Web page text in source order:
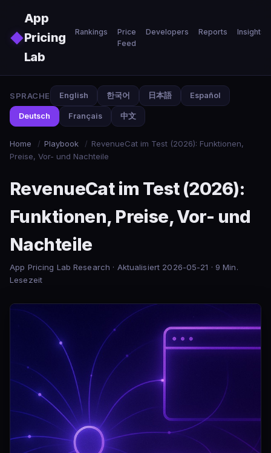
◆
App
Pricing
Lab
Rankings
Price
Feed
Developers Reports Insights
SPRACHE English 한국어 日本語 Español
Deutsch Français 中文
Home / Playbook / RevenueCat im Test (2026): Funktionen,
Preise, Vor- und Nachteile
RevenueCat im Test (2026):
Funktionen, Preise, Vor- und
Nachteile
App Pricing Lab Research · Aktualisiert 2026-05-21 · 9 Min.
Lesezeit